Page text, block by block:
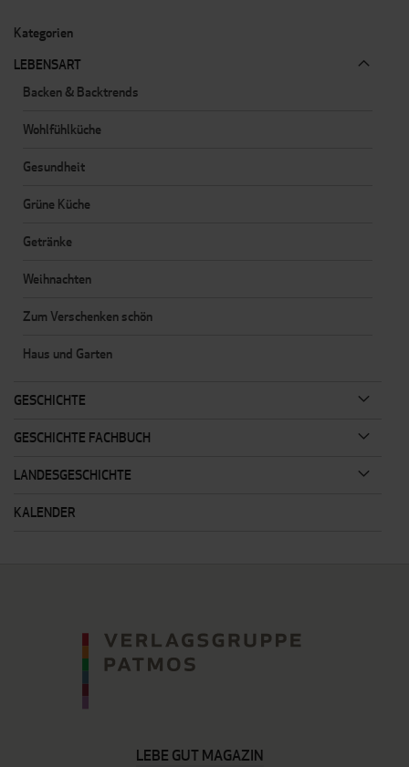
Kategorien
LEBENSART
Backen & Backtrends
Wohlfühlküche
Gesundheit
Grüne Küche
Getränke
Weihnachten
Zum Verschenken schön
Haus und Garten
GESCHICHTE
GESCHICHTE FACHBUCH
LANDESGESCHICHTE
KALENDER
LEBE GUT MAGAZIN